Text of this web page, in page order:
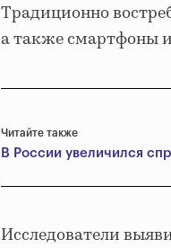
Традиционно
а также смартфоны
Читайте также
В России увеличился
Исследователи